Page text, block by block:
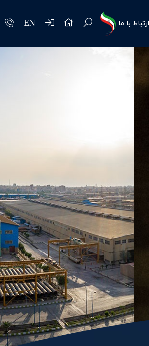
ارتباط با ما EN